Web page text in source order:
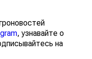
, узнавайте о
на